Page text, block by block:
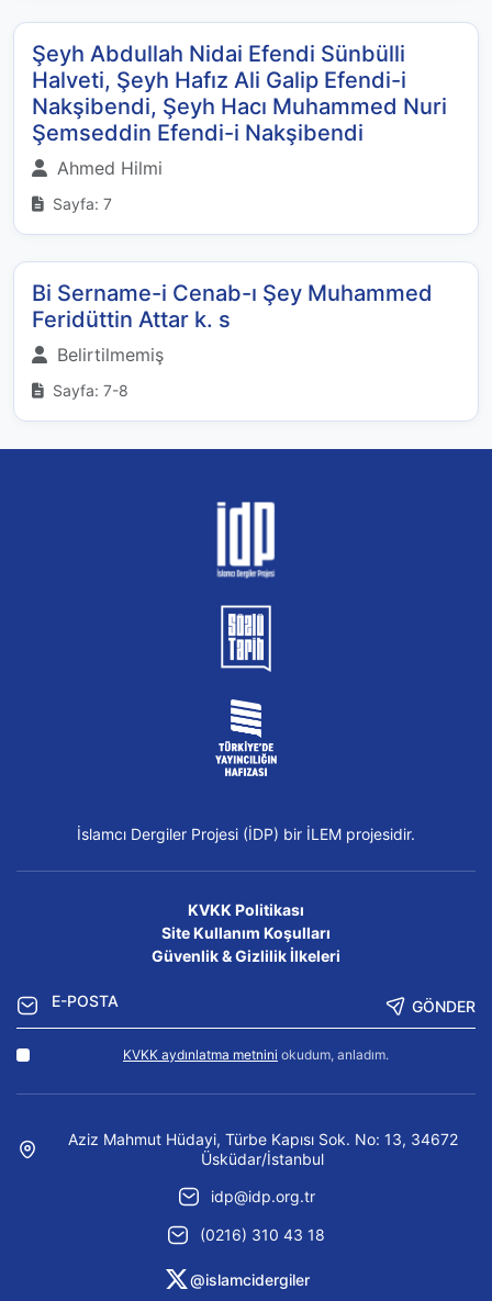
Şeyh Abdullah Nidai Efendi Sünbülli
Halveti, Şeyh Hafız Ali Galip Efendi-i
Nakşibendi, Şeyh Hacı Muhammed Nuri
Şemseddin Efendi-i Nakşibendi
Ahmed Hilmi
Sayfa: 7
Bi Sername-i Cenab-ı Şey Muhammed
Feridüttin Attar k. s
Belirtilmemiş
Sayfa: 7-8
İslamcı Dergiler Projesi (İDP) bir İLEM projesidir.
KVKK Politikası
Site Kullanım Koşulları
Güvenlik & Gizlilik İlkeleri
GÖNDER
KVKK aydınlatma metnini okudum, anladım.
Aziz Mahmut Hüdayi, Türbe Kapısı Sok. No: 13, 34672
Üsküdar/İstanbul
idp@idp.org.tr
(0216) 310 43 18
@islamcidergiler